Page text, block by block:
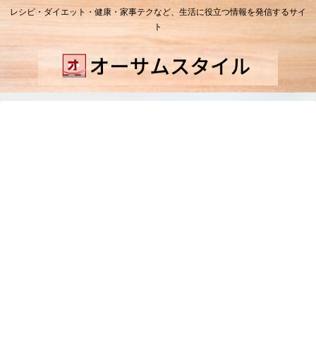
レシピ・ダイエット・健康・家事テクなど、生活に役立つ情報を発信するサイ
ト